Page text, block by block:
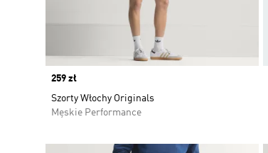
Price
259 zł
Szorty Włochy Originals
Męskie Performance